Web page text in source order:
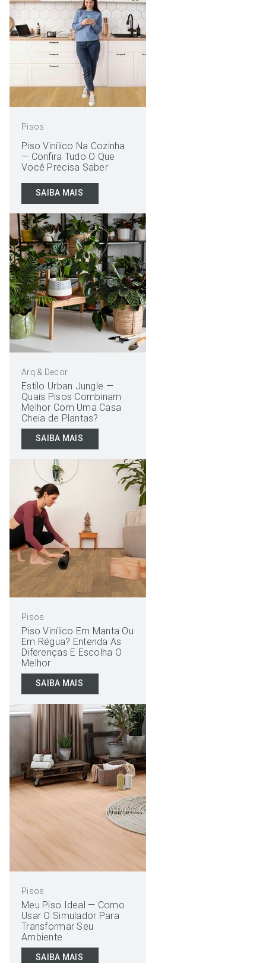
Pisos
Piso Vinílico Na Cozinha
— Confira Tudo O Que
Você Precisa Saber
SAIBA MAIS
Arq & Decor
Estilo Urban Jungle —
Quais Pisos Combinam
Melhor Com Uma Casa
Cheia de Plantas?
SAIBA MAIS
Pisos
Piso Vinílico Em Manta Ou
Em Régua? Entenda As
Diferenças E Escolha O
Melhor
SAIBA MAIS
Pisos
Meu Piso Ideal — Como
Usar O Simulador Para
Transformar Seu
Ambiente
SAIBA MAIS